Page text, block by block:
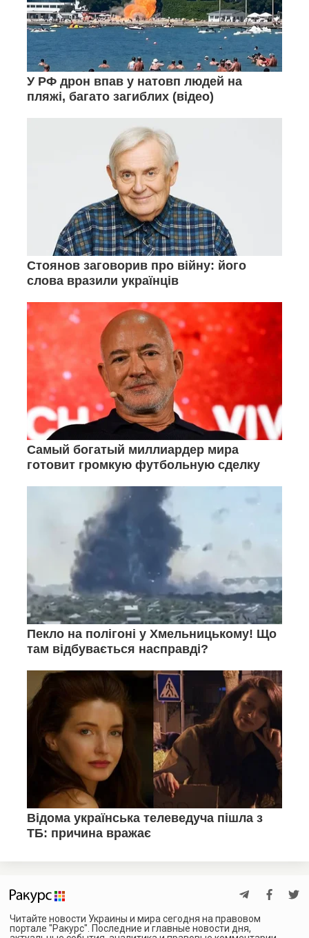
Читайте новости Украины и мира сегодня на правовом
портале "Ракурс". Последние и главные новости дня,